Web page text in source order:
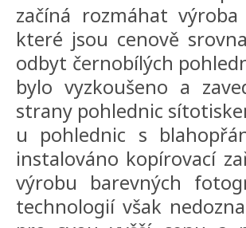
začíná rozmáhat
které jsou cenově
odbyt černobílých
bylo vyzkoušeno a
strany pohlednic
u pohlednic s
instalováno kopírovací
výrobu barevných
technologií však